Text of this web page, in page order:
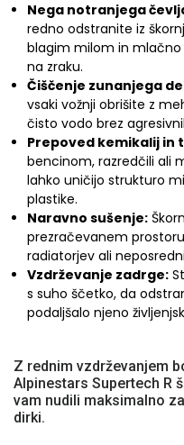
Nega notranjega
redno odstranite iz
blagim milom in
na zraku.
Čiščenje zunanjega
vsaki vožnji obrišite z
čisto vodo brez
Prepoved kemikalij in
bencinom, razredčili ali
lahko uničijo strukturo
plastike.
Naravno sušenje:
prezračevanem
radiatorjev ali
Vzdrževanje zadrge:
s suho ščetko, da
podaljšalo njeno
Z rednim vzdrževanjem
Alpinestars Supertech R
vam nudili maksimalno
dirki.